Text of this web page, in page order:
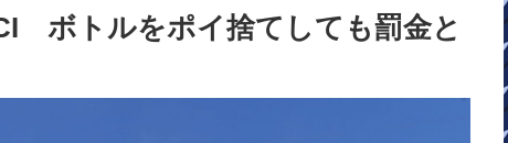
ボトルをポイ捨てしても罰金と